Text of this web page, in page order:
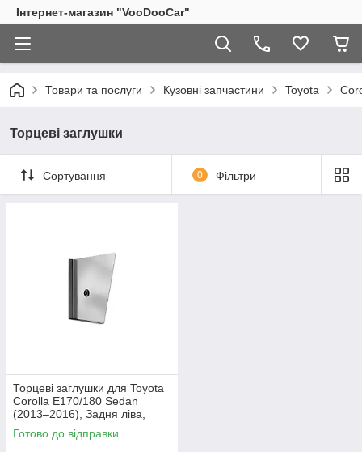
Інтернет-магазин "VooDooCar"
Товари та послуги Кузовні запчастини Toyota
Торцеві заглушки
Сортування 0 Фільтри
Торцеві заглушки для Toyota
Corolla E170/180 Sedan
(2013–2016), Задня ліва,
Оцинкована сталь 1.2 mm
Готово до відправки